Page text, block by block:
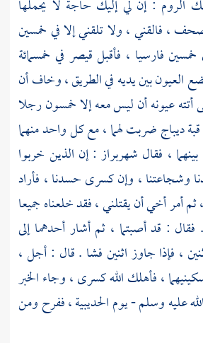
الروم :إن لي إليك حاجة لا يحملها
، فالقني ، ولا تلقني إلا في خمسين
خمسين فارسيا ، فأقبلقيصر في خمسمائة
بين يديه في الطريق ، وخاف أن
عيونه أن ليس معه إلا خمسون رجلا
قبة ديباج ضربت لهما ، مع كل واحد منهما
، فقال شهربراز :إن الذين خربوا
وشجاعتنا ، وإنكسرىحسدنا ، فأراد
أمر أخي أن يقتلني ، فقد خلعناه جميعا
: قد أصبتما ، ثم أشار أحدهما إلى
، فإذا جاوز اثنين فشا . قال : أجل ،
، فأهلك اللهكسرى ،وجاء الخبر
عليه وسلم - يومالحديبية ،ففرح ومن